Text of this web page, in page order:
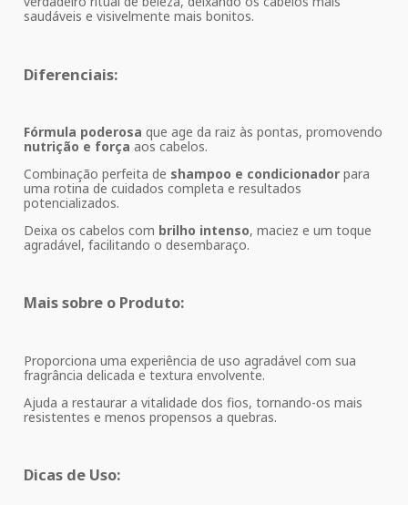
saudáveis e visivelmente mais bonitos.
Diferenciais:
Fórmula poderosa que age da raiz às pontas, promovendo
nutrição e força aos cabelos.
Combinação perfeita de shampoo e condicionador para
uma rotina de cuidados completa e resultados
potencializados.
Deixa os cabelos com brilho intenso, maciez e um toque
agradável, facilitando o desembaraço.
Mais sobre o Produto:
Proporciona uma experiência de uso agradável com sua
fragrância delicada e textura envolvente.
Ajuda a restaurar a vitalidade dos fios, tornando-os mais
resistentes e menos propensos a quebras.
Dicas de Uso: